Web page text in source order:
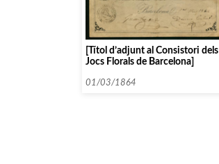
[Títol d’adjunt al Consistori dels
Jocs Florals de Barcelona]
01/03/1864